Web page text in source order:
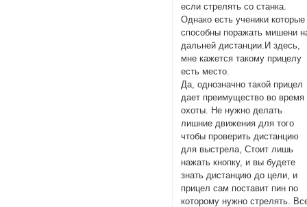
если стрелять со станка.
Однако есть ученики которые
способны поражать мишени
дальней дистанции.И здесь,
мне кажется такому прицелу
есть место.
Да, однозначно такой прицел
дает преимущество во время
охоты. Не нужно делать
лишние движения для того
чтобы проверить дистанцию
для выстрела, Стоит лишь
нажать кнопку, и вы будете
знать дистанцию до цели, и
прицел сам поставит пин по
которому нужно стрелять.